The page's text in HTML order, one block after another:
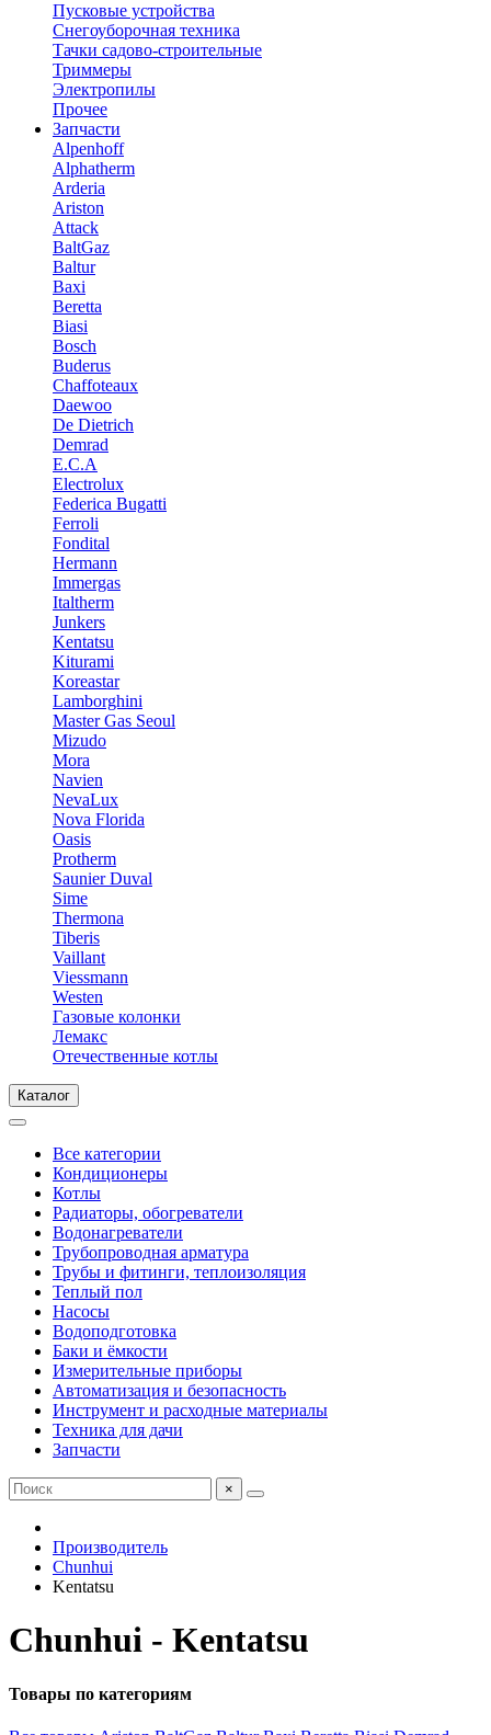
Пусковые устройства
Снегоуборочная техника
Тачки садово-строительные
Триммеры
Электропилы
Прочее
Запчасти
Alpenhoff
Alphatherm
Arderia
Ariston
Attack
BaltGaz
Baltur
Baxi
Beretta
Biasi
Bosch
Buderus
Chaffoteaux
Daewoo
De Dietrich
Demrad
E.C.A
Electrolux
Federica Bugatti
Ferroli
Fondital
Hermann
Immergas
Italtherm
Junkers
Kentatsu
Kiturami
Koreastar
Lamborghini
Master Gas Seoul
Mizudo
Mora
Navien
NevaLux
Nova Florida
Oasis
Protherm
Saunier Duval
Sime
Thermona
Tiberis
Vaillant
Viessmann
Westen
Газовые колонки
Лемакс
Отечественные котлы
Каталог
Все категории
Кондиционеры
Котлы
Радиаторы, обогреватели
Водонагреватели
Трубопроводная арматура
Трубы и фитинги, теплоизоляция
Теплый пол
Насосы
Водоподготовка
Баки и ёмкости
Измерительные приборы
Автоматизация и безопасность
Инструмент и расходные материалы
Техника для дачи
Запчасти
×
Производитель
Chunhui
Kentatsu
Chunhui - Kentatsu
Товары по категориям